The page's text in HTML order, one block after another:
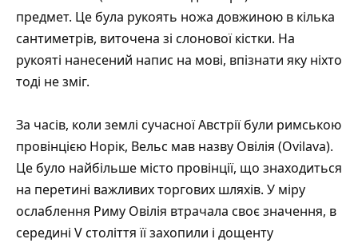
предмет. Це була рукоять ножа довжиною в кілька
сантиметрів, виточена зі слонової кістки. На
рукояті нанесений напис на мові, впізнати яку ніхто
тоді не зміг.
За часів, коли землі сучасної Австрії були римською
провінцією Норік, Вельс мав назву Овілія (Ovilava).
Це було найбільше місто провінції, що знаходиться
на перетині важливих торгових шляхів. У міру
ослаблення Риму Овілія втрачала своє значення, в
середині V століття її захопили і дощенту